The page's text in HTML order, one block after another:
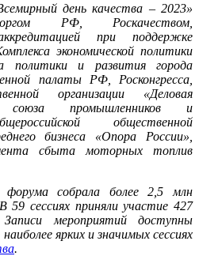
день качества – 2023»
РФ, Роскачеством,
при поддержке
экономической политики
политики и развития города
палаты РФ, Росконгресса,
организации «Деловая
союза промышленников и
общественной
бизнеса «Опора России»,
сбыта моторных топлив
собрала более 2,5 млн
сессиях приняли участие 427
мероприятий доступны
ярких и значимых сессиях
.